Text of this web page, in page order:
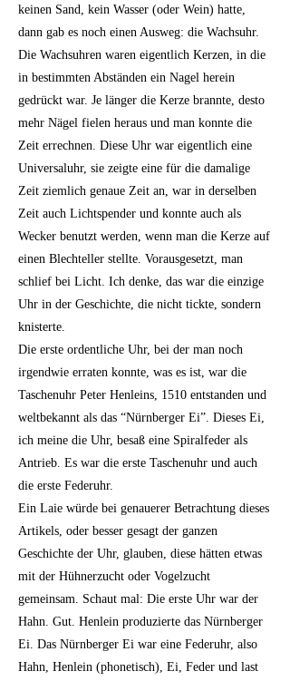
keinen Sand, kein Wasser (oder Wein) hatte,
dann gab es noch einen Ausweg: die Wachsuhr.
Die Wachsuhren waren eigentlich Kerzen, in die
in bestimmten Abständen ein Nagel herein
gedrückt war. Je länger die Kerze brannte, desto
mehr Nägel fielen heraus und man konnte die
Zeit errechnen. Diese Uhr war eigentlich eine
Universaluhr, sie zeigte eine für die damalige
Zeit ziemlich genaue Zeit an, war in derselben
Zeit auch Lichtspender und konnte auch als
Wecker benutzt werden, wenn man die Kerze auf
einen Blechteller stellte. Vorausgesetzt, man
schlief bei Licht. Ich denke, das war die einzige
Uhr in der Geschichte, die nicht tickte, sondern
knisterte.
Die erste ordentliche Uhr, bei der man noch
irgendwie erraten konnte, was es ist, war die
Taschenuhr Peter Henleins, 1510 entstanden und
weltbekannt als das “Nürnberger Ei”. Dieses Ei,
ich meine die Uhr, besaß eine Spiralfeder als
Antrieb. Es war die erste Taschenuhr und auch
die erste Federuhr.
Ein Laie würde bei genauerer Betrachtung dieses
Artikels, oder besser gesagt der ganzen
Geschichte der Uhr, glauben, diese hätten etwas
mit der Hühnerzucht oder Vogelzucht
gemeinsam. Schaut mal: Die erste Uhr war der
Hahn. Gut. Henlein produzierte das Nürnberger
Ei. Das Nürnberger Ei war eine Federuhr, also
Hahn, Henlein (phonetisch), Ei, Feder und last